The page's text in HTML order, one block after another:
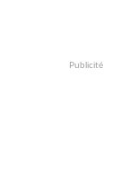
Publicité